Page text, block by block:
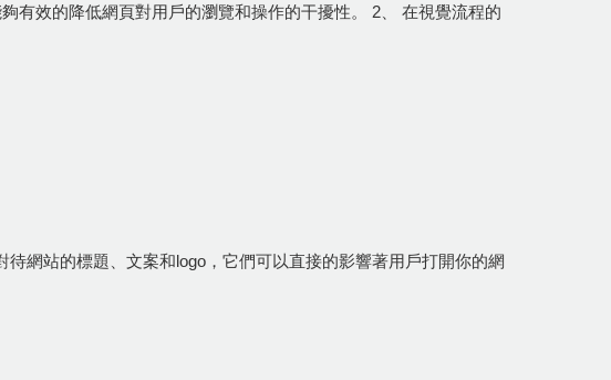
有效的降低網頁對用戶的瀏覽和操作的干擾性。 2、 在視覺流程的
網站的標題、文案和logo，它們可以直接的影響著用戶打開你的網